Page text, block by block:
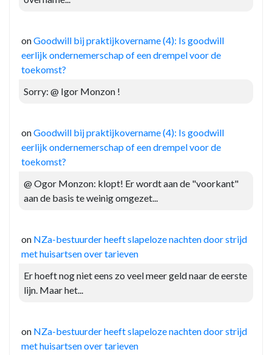
onGoodwill bij praktijkovername (4): Is goodwill
eerlijk ondernemerschap of een drempel voor de
toekomst?
Sorry: @ Igor Monzon !
onGoodwill bij praktijkovername (4): Is goodwill
eerlijk ondernemerschap of een drempel voor de
toekomst?
@ Ogor Monzon: klopt! Er wordt aan de "voorkant"
aan de basis te weinig omgezet...
on NZa-bestuurder heeft slapeloze nachten door strijd
met huisartsen over tarieven
Er hoeft nog niet eens zo veel meer geld naar de eerste
lijn. Maar het...
on NZa-bestuurder heeft slapeloze nachten door strijd
met huisartsen over tarieven